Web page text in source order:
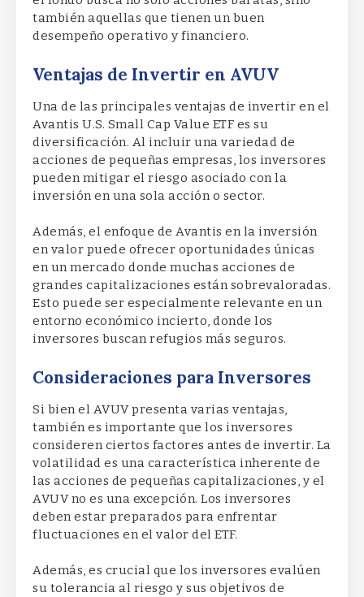
también aquellas que tienen un buen
desempeño operativo y financiero.
Ventajas de Invertir en AVUV
Una de las principales ventajas de invertir en el
Avantis U.S. Small Cap Value ETF es su
diversificación. Al incluir una variedad de
acciones de pequeñas empresas, los inversores
pueden mitigar el riesgo asociado con la
inversión en una sola acción o sector.
Además, el enfoque de Avantis en la inversión
en valor puede ofrecer oportunidades únicas
en un mercado donde muchas acciones de
grandes capitalizaciones están sobrevaloradas.
Esto puede ser especialmente relevante en un
entorno económico incierto, donde los
inversores buscan refugios más seguros.
Consideraciones para Inversores
Si bien el AVUV presenta varias ventajas,
también es importante que los inversores
consideren ciertos factores antes de invertir. La
volatilidad es una característica inherente de
las acciones de pequeñas capitalizaciones, y el
AVUV no es una excepción. Los inversores
deben estar preparados para enfrentar
fluctuaciones en el valor del ETF.
Además, es crucial que los inversores evalúen
su tolerancia al riesgo y sus objetivos de